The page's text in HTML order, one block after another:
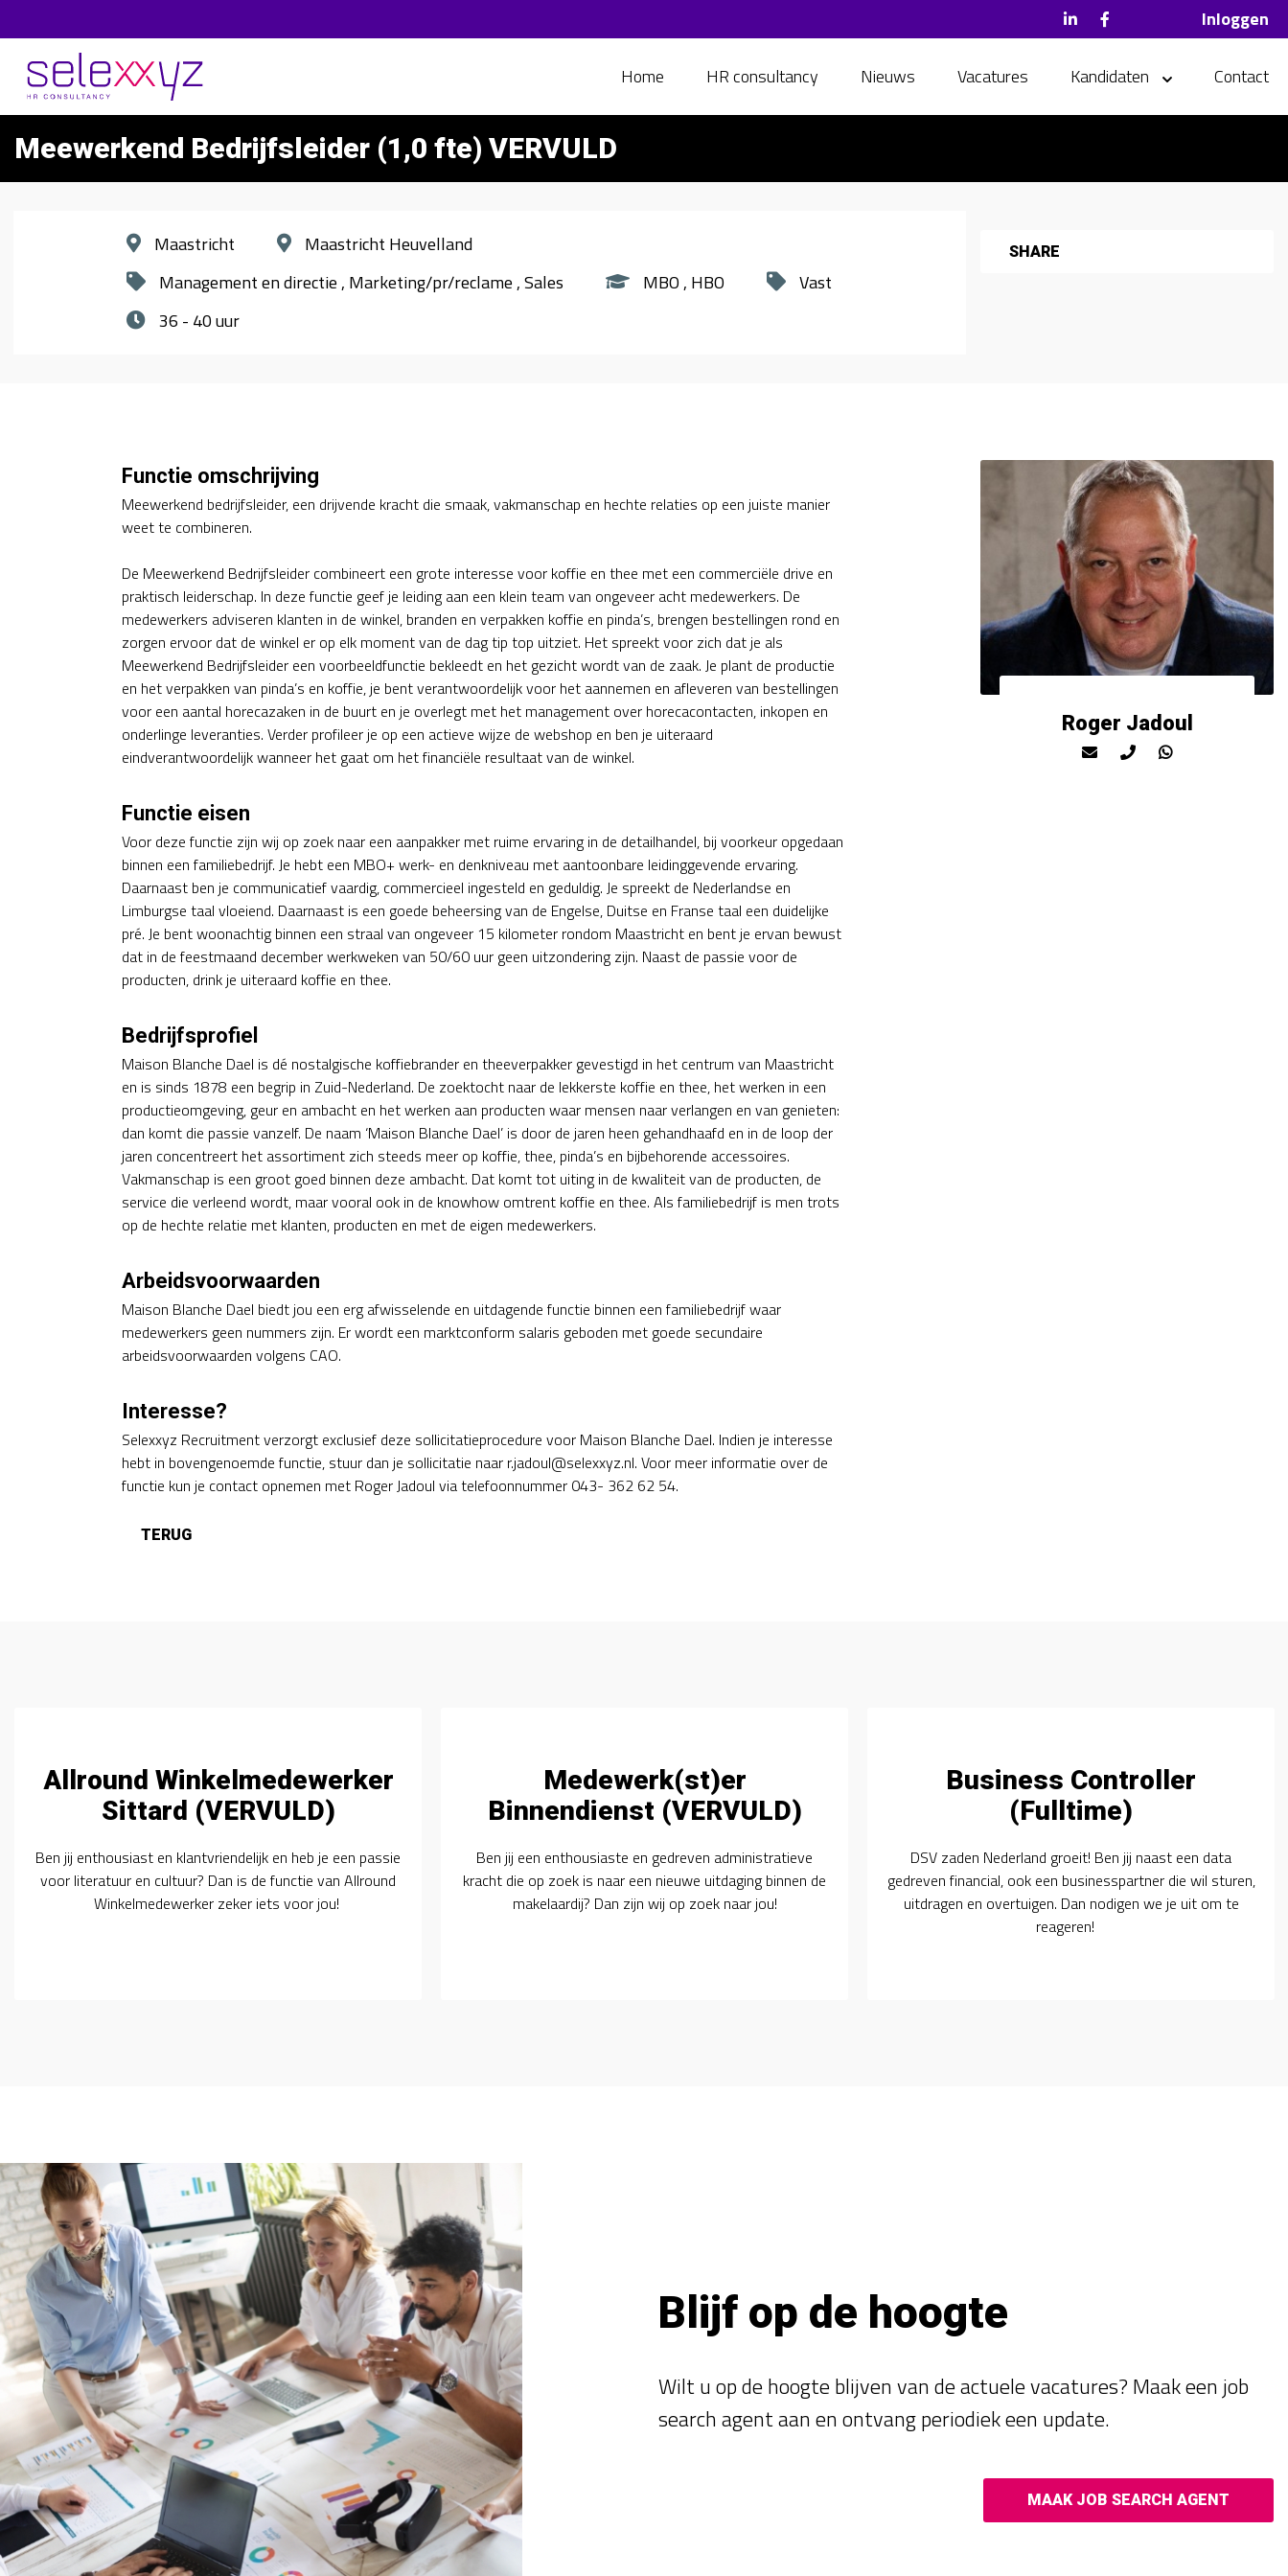
Inloggen
Home HR consultancy Nieuws Vacatures Kandidaten Contact
Meewerkend Bedrijfsleider (1,0 fte) VERVULD
Maastricht
Maastricht Heuvelland
Management en directie Marketing/pr/reclame Sales MBO HBO
Vast
36 - 40 uur
SHARE
Functie omschrijving
Meewerkend bedrijfsleider, een drijvende kracht die smaak, vakmanschap en hechte relaties op een juiste manier
weet te combineren.
De Meewerkend Bedrijfsleider combineert een grote interesse voor koffie en thee met een commerciële drive en
praktisch leiderschap. In deze functie geef je leiding aan een klein team van ongeveer acht medewerkers. De
medewerkers adviseren klanten in de winkel, branden en verpakken koffie en pinda’s, brengen bestellingen rond en
zorgen ervoor dat de winkel er op elk moment van de dag tip top uitziet. Het spreekt voor zich dat je als
Meewerkend Bedrijfsleider een voorbeeldfunctie bekleedt en het gezicht wordt van de zaak. Je plant de productie
en het verpakken van pinda’s en koffie, je bent verantwoordelijk voor het aannemen en afleveren van bestellingen
voor een aantal horecazaken in de buurt en je overlegt met het management over horecacontacten, inkopen en
onderlinge leveranties. Verder profileer je op een actieve wijze de webshop en ben je uiteraard
eindverantwoordelijk wanneer het gaat om het financiële resultaat van de winkel.
Functie eisen
Voor deze functie zijn wij op zoek naar een aanpakker met ruime ervaring in de detailhandel, bij voorkeur opgedaan
binnen een familiebedrijf. Je hebt een MBO+ werk- en denkniveau met aantoonbare leidinggevende ervaring.
Daarnaast ben je communicatief vaardig, commercieel ingesteld en geduldig. Je spreekt de Nederlandse en
Limburgse taal vloeiend. Daarnaast is een goede beheersing van de Engelse, Duitse en Franse taal een duidelijke
pré. Je bent woonachtig binnen een straal van ongeveer 15 kilometer rondom Maastricht en bent je ervan bewust
dat in de feestmaand december werkweken van 50/60 uur geen uitzondering zijn. Naast de passie voor de
producten, drink je uiteraard koffie en thee.
Bedrijfsprofiel
Maison Blanche Dael is dé nostalgische koffiebrander en theeverpakker gevestigd in het centrum van Maastricht
en is sinds 1878 een begrip in Zuid-Nederland. De zoektocht naar de lekkerste koffie en thee, het werken in een
productieomgeving, geur en ambacht en het werken aan producten waar mensen naar verlangen en van genieten:
dan komt die passie vanzelf. De naam ‘Maison Blanche Dael’ is door de jaren heen gehandhaafd en in de loop der
jaren concentreert het assortiment zich steeds meer op koffie, thee, pinda’s en bijbehorende accessoires.
Vakmanschap is een groot goed binnen deze ambacht. Dat komt tot uiting in de kwaliteit van de producten, de
service die verleend wordt, maar vooral ook in de knowhow omtrent koffie en thee. Als familiebedrijf is men trots
op de hechte relatie met klanten, producten en met de eigen medewerkers.
Arbeidsvoorwaarden
Maison Blanche Dael biedt jou een erg afwisselende en uitdagende functie binnen een familiebedrijf waar
medewerkers geen nummers zijn. Er wordt een marktconform salaris geboden met goede secundaire
arbeidsvoorwaarden volgens CAO.
Interesse?
Selexxyz Recruitment verzorgt exclusief deze sollicitatieprocedure voor Maison Blanche Dael. Indien je interesse
hebt in bovengenoemde functie, stuur dan je sollicitatie naar r.jadoul@selexxyz.nl. Voor meer informatie over de
functie kun je contact opnemen met Roger Jadoul via telefoonnummer 043- 362 62 54.
Roger Jadoul
Allround Winkelmedewerker
Sittard (VERVULD)
Ben jij enthousiast en klantvriendelijk en heb je een passie
voor literatuur en cultuur? Dan is de functie van Allround
Winkelmedewerker zeker iets voor jou!
Medewerk(st)er
Binnendienst (VERVULD)
Ben jij een enthousiaste en gedreven administratieve
kracht die op zoek is naar een nieuwe uitdaging binnen de
makelaardij? Dan zijn wij op zoek naar jou!
Business Controller
(Fulltime)
DSV zaden Nederland groeit! Ben jij naast een data
gedreven financial, ook een businesspartner die wil sturen,
uitdragen en overtuigen. Dan nodigen we je uit om te
reageren!
Blijf op de hoogte
Wilt u op de hoogte blijven van de actuele vacatures? Maak een job
search agent aan en ontvang periodiek een update.
MAAK JOB SEARCH AGENT